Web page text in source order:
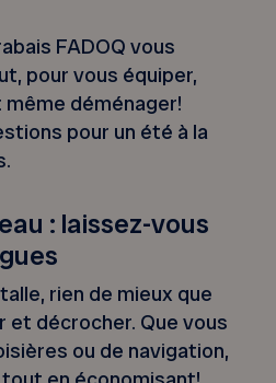
FADOQ vous
pour vous équiper,
déménager!
pour un été à la
: laissez-vous
rien de mieux que
et décrocher. Que vous
ou de navigation,